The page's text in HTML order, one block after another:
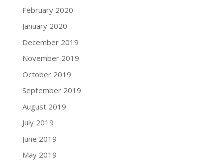
February 2020
January 2020
December 2019
November 2019
October 2019
September 2019
August 2019
July 2019
June 2019
May 2019